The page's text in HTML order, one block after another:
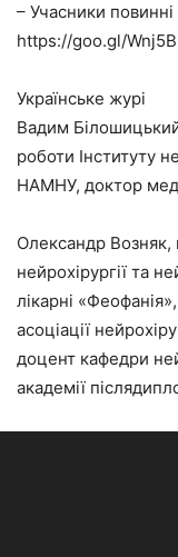
– Учасники
https://goo.gl/
Українське журі
Вадим
роботи Інституту
НАМНУ, доктор
Олександр Возняк,
нейрохірургії та
лікарні
асоціації
доцент кафедри
академії